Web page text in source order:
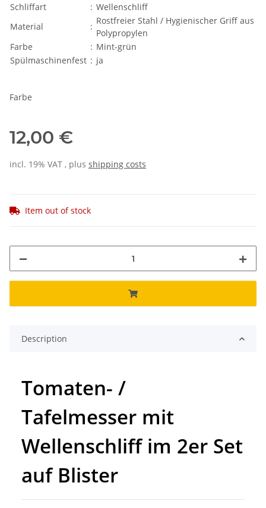
Schliffart
: Wellenschliff
Material
:
Rostfreier Stahl / Hygienischer Griff aus
Polypropylen
Farbe
: Mint-grün
Spülmaschinenfest : ja
Farbe
12,00 €
incl. 19% VAT , plus shipping costs
Item out of stock
Description
Tomaten- /
Tafelmesser mit
Wellenschliff im 2er Set
auf Blister